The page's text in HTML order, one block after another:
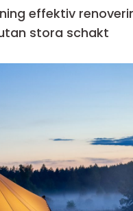
av
stora schakt